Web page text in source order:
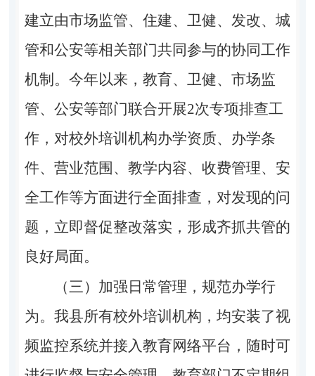
建立由市场监管、住建、卫健、发改、城
管和公安等相关部门共同参与的协同工作
机制 。今年以来，教育、卫健、市场监
管、公安等部门联合开展2次专项排查工
作，对校外培训机构办学资质、办学条
件、 营业范围、 教学内容、收费管理、安
全工作等方面进行全面排查，对发现的问
题，立即督促整改落实，形成齐抓共管的
良好局面。
（三）加强日常管理，规范办学行
为。 我县所有校外培训机构，均安装了视
频监控系统并接入教育网络平台，随时可